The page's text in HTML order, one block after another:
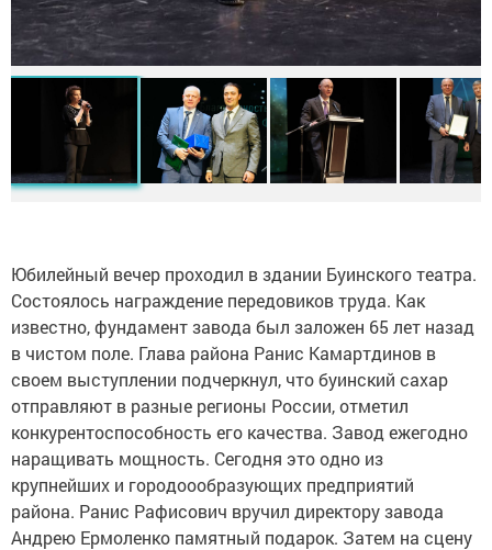
Юбилейный вечер проходил в здании Буинского театра.
Состоялось награждение передовиков труда. Как
известно, фундамент завода был заложен 65 лет назад
в чистом поле. Глава района Ранис Камартдинов в
своем выступлении подчеркнул, что буинский сахар
отправляют в разные регионы России, отметил
конкурентоспособность его качества. Завод ежегодно
наращивать мощность. Сегодня это одно из
крупнейших и городоообразующих предприятий
района. Ранис Рафисович вручил директору завода
Андрею Ермоленко памятный подарок. Затем на сцену